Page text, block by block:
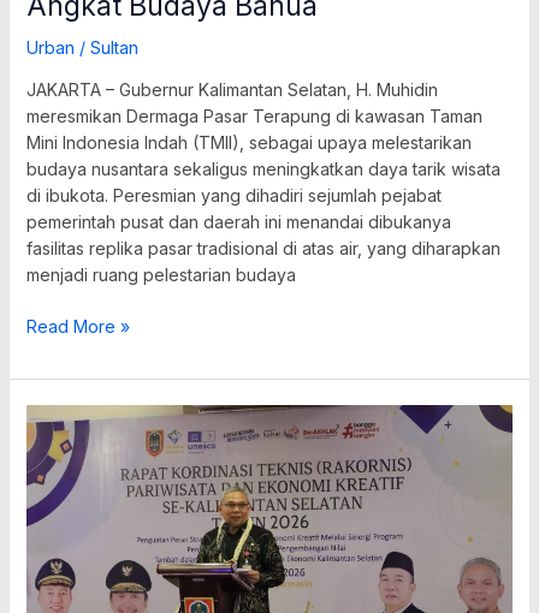
Urban / Sultan
JAKARTA – Gubernur Kalimantan Selatan, H. Muhidin
meresmikan Dermaga Pasar Terapung di kawasan Taman
Mini Indonesia Indah (TMII), sebagai upaya melestarikan
budaya nusantara sekaligus meningkatkan daya tarik wisata
di ibukota. Peresmian yang dihadiri sejumlah pejabat
pemerintah pusat dan daerah ini menandai dibukanya
fasilitas replika pasar tradisional di atas air, yang diharapkan
menjadi ruang pelestarian budaya
Read More »
Dispar
Kalsel
Fokuskan
96
Program
Daya
Saing